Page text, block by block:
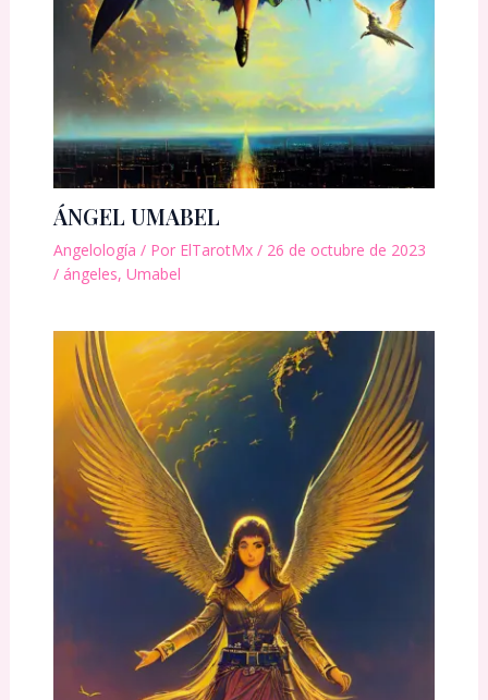
ÁNGEL UMABEL
Angelología / Por ElTarotMx / 26 de octubre de 2023
/ ángeles, Umabel